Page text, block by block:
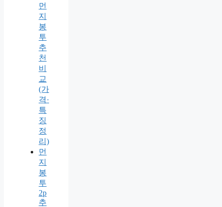
먼
지
봉
투
추
천
비
교
(가
격·
특
징
정
리)
먼
지
봉
투
2p
추